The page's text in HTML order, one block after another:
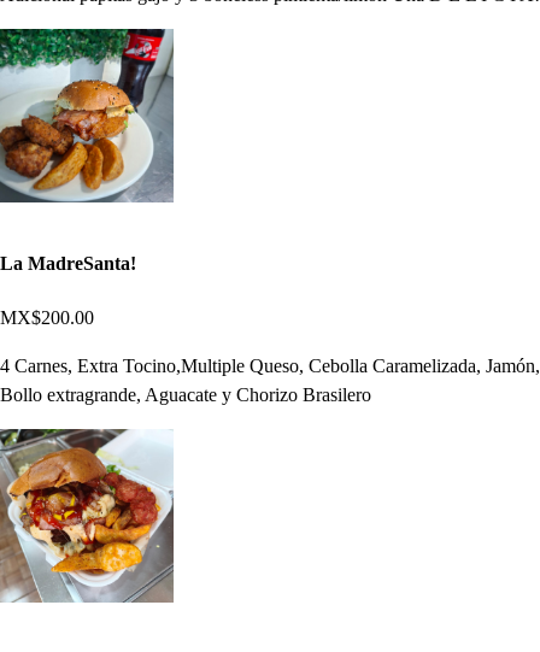
La MadreSanta!
MX$200.00
4 Carnes, Extra Tocino,Multiple Queso, Cebolla Caramelizada, Jamón,
Bollo extragrande, Aguacate y Chorizo Brasilero